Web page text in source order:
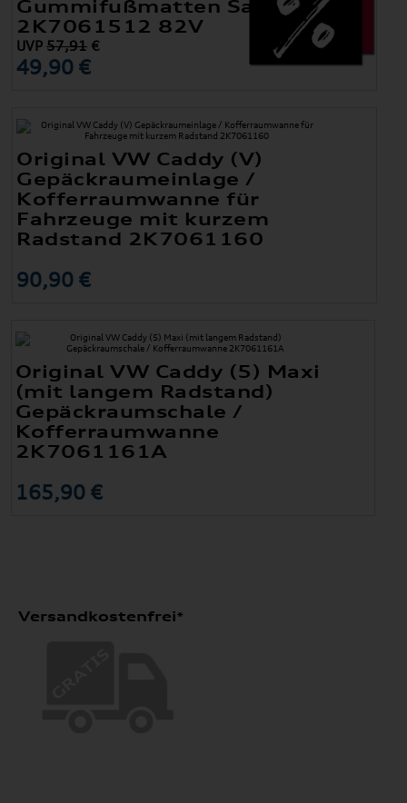
Gummifußmatten Satz Hinten
2K7061512 82V
UVP57,91 €
49,90 €
Original VW Caddy (V)
Gepäckraumeinlage /
Kofferraumwanne für
Fahrzeuge mit kurzem
Radstand 2K7061160
90,90 €
Original VW Caddy (5) Maxi
(mit langem Radstand)
Gepäckraumschale /
Kofferraumwanne
2K7061161A
165,90 €
Versandkostenfrei*